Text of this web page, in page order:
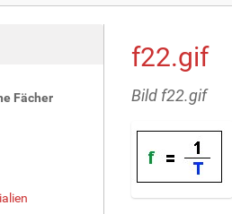
Fächer
f22.gif
Bild f22.gif